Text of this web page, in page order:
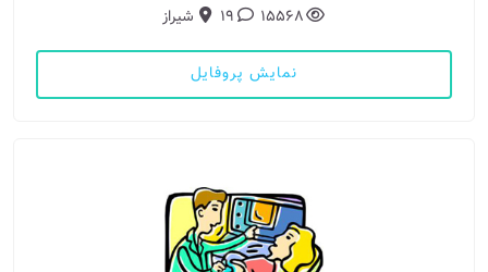
15568
19 شیراز
نمایش پروفایل